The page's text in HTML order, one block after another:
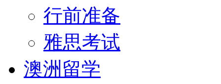
行前准备
雅思考试
澳洲留学